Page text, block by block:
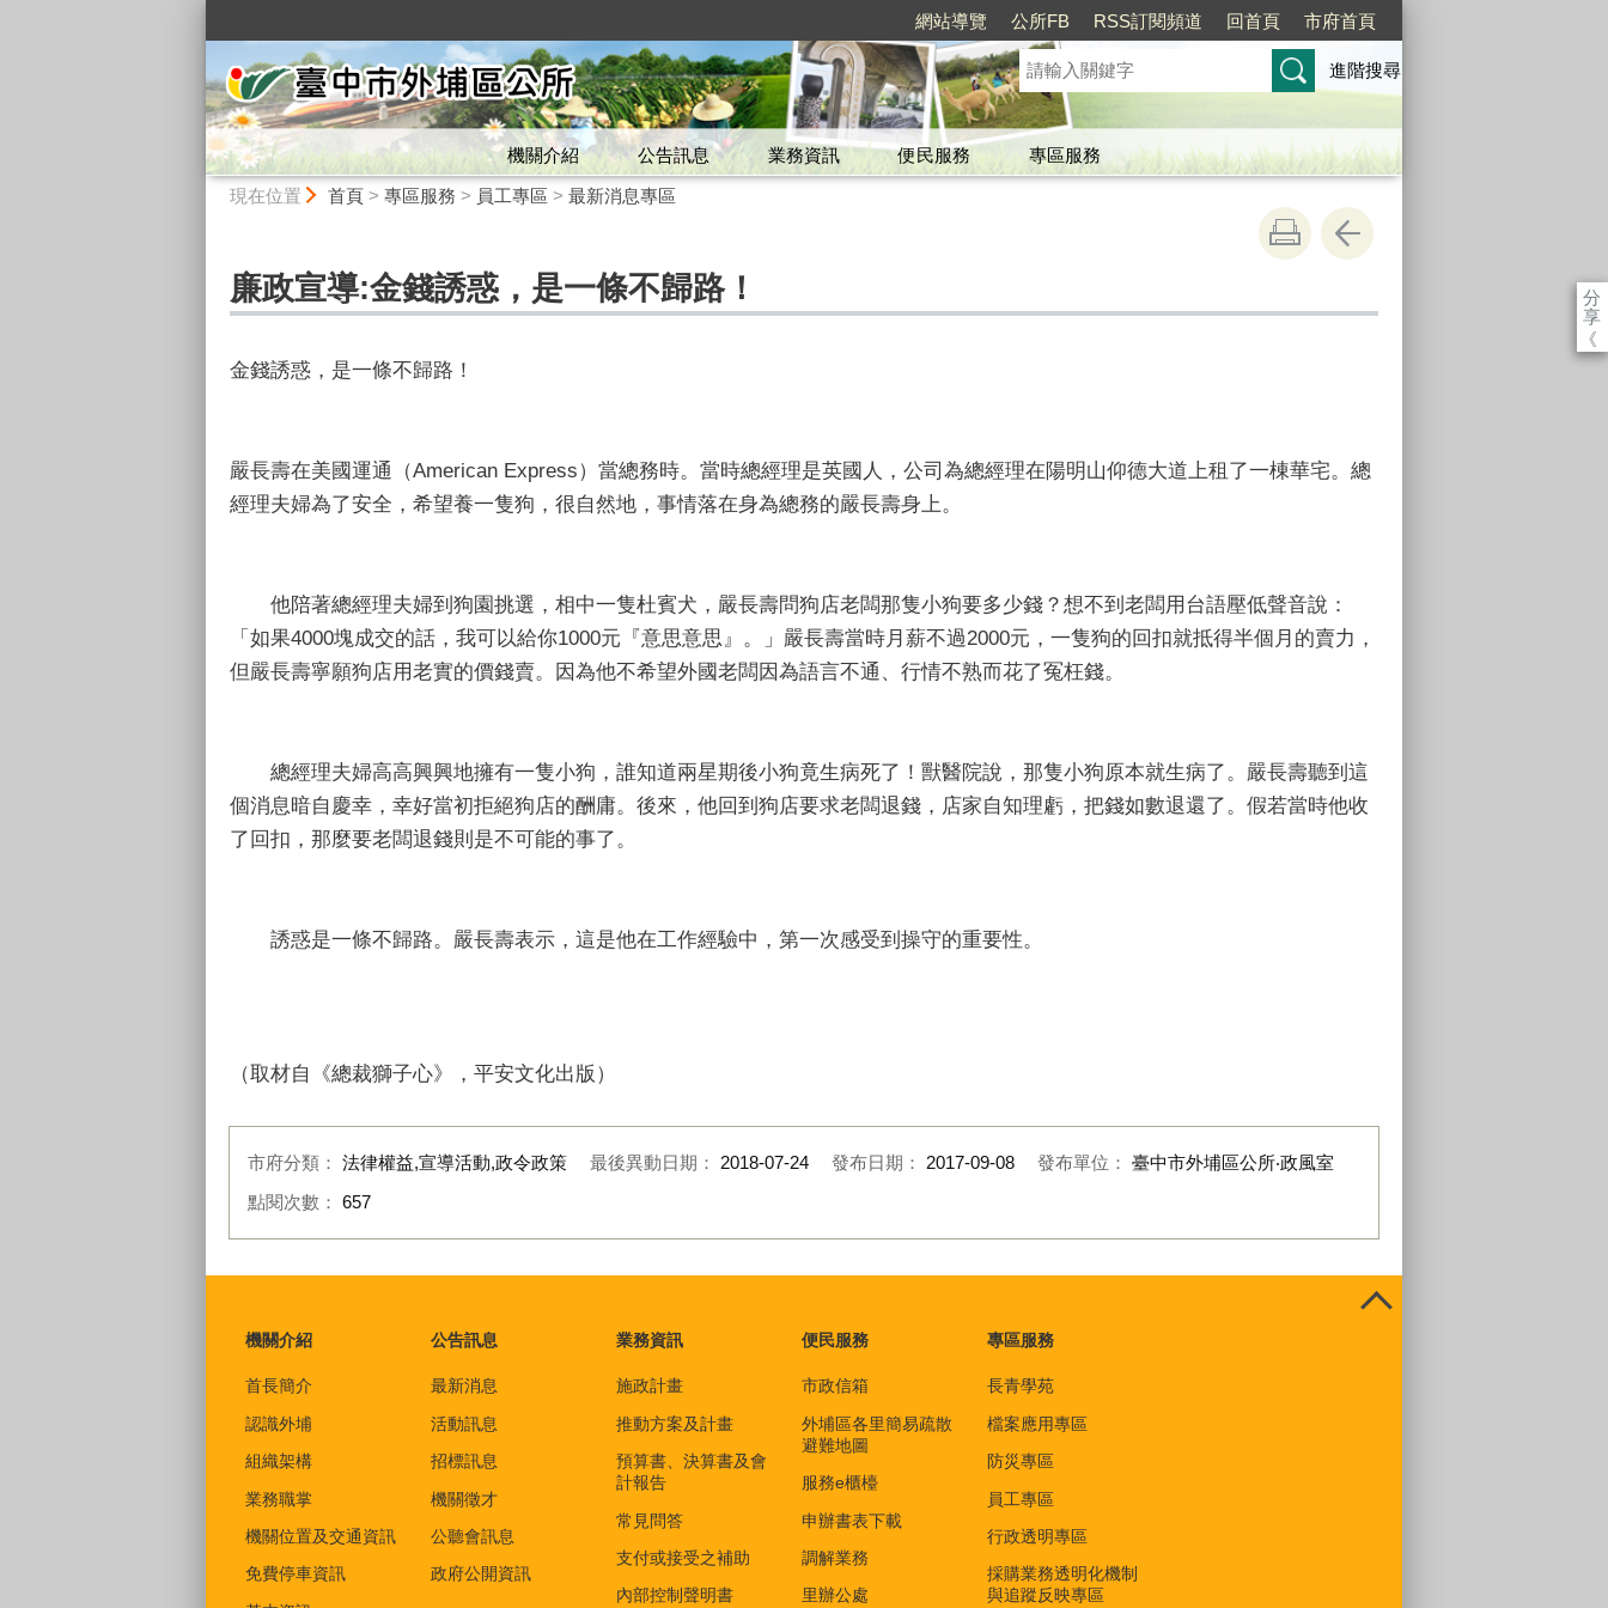
網站導覽 公所FB RSS訂閱頻道 回首頁 市府首頁
進階搜尋
機關介紹 公告訊息 業務資訊 便民服務
專區服務
現在位置 首頁> 專區服務 > 員工專區 > 最新消息專區
分
享
《
廉政宣導:金錢誘惑，是一條不歸路！
金錢誘惑，是一條不歸路！
嚴長壽在美國運通（American Express）當總務時。當時總經理是英國人，公司為總經理在陽明山仰德大道上租了一棟華宅。總
經理夫婦為了安全，希望養一隻狗，很自然地，事情落在身為總務的嚴長壽身上。
他陪著總經理夫婦到狗園挑選，相中一隻杜賓犬，嚴長壽問狗店老闆那隻小狗要多少錢？想不到老闆用台語壓低聲音說：
「如果4000塊成交的話，我可以給你1000元『意思意思』。」嚴長壽當時月薪不過2000元，一隻狗的回扣就抵得半個月的賣力，
但嚴長壽寧願狗店用老實的價錢賣。因為他不希望外國老闆因為語言不通、行情不熟而花了冤枉錢。
總經理夫婦高高興興地擁有一隻小狗，誰知道兩星期後小狗竟生病死了！獸醫院說，那隻小狗原本就生病了。嚴長壽聽到這
個消息暗自慶幸，幸好當初拒絕狗店的酬庸。後來，他回到狗店要求老闆退錢，店家自知理虧，把錢如數退還了。假若當時他收
了回扣，那麼要老闆退錢則是不可能的事了。
誘惑是一條不歸路。嚴長壽表示，這是他在工作經驗中，第一次感受到操守的重要性。
（取材自《總裁獅子心》，平安文化出版）
市府分類： 法律權益,宣導活動,政令政策 最後異動日期： 2018-07-24 發布日期： 2017-09-08 發布單位： 臺中市外埔區公所‧政風室
點閱次數： 657
機關介紹
首長簡介
認識外埔
組織架構
業務職掌
機關位置及交通資訊
免費停車資訊
公告訊息
最新消息
活動訊息
招標訊息
機關徵才
公聽會訊息
政府公開資訊
業務資訊
施政計畫
推動方案及計畫
預算書、決算書及會
計報告
常見問答
支付或接受之補助
內部控制聲明書
便民服務
市政信箱
外埔區各里簡易疏散
避難地圖
服務e櫃檯
申辦書表下載
調解業務
里辦公處
專區服務
長青學苑
檔案應用專區
防災專區
員工專區
行政透明專區
採購業務透明化機制
與追蹤反映專區